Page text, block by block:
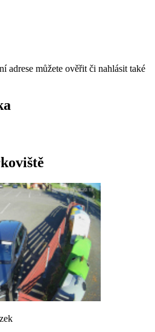
adrese můžete ověřit či nahlásit také